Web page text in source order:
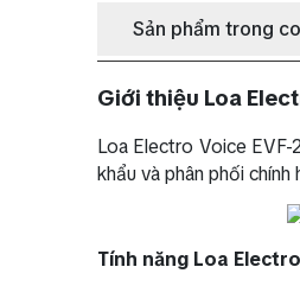
Sản phẩm trong
Giới thiệu Loa
Loa Electro Voice
khẩu và phân phối
Tính năng Loa